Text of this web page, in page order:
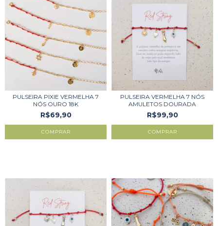
PULSEIRA PIXIE VERMELHA 7
NÓS OURO 18K
R$69,90
COMPRAR
PULSEIRA VERMELHA 7 NÓS
AMULETOS DOURADA
R$99,90